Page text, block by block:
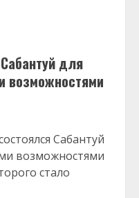
для
возможностями
Сабантуй
возможностями
стало